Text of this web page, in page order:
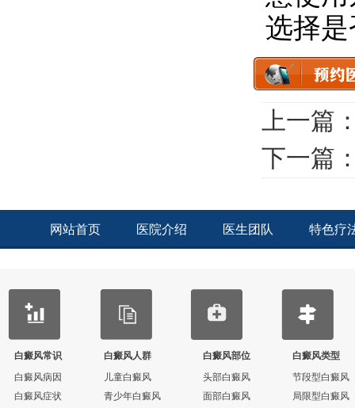
选择
上一篇
下一篇
网站首页 医院介绍 医生团队 特色疗
白癜风常识
白癜风病因
白癜风症状
白癜风人群
儿童白癜风
青少年白癜风
白癜风部位
头部白癜风
面部白癜风
白癜风类型
节段型白癜风
局限型白癜风